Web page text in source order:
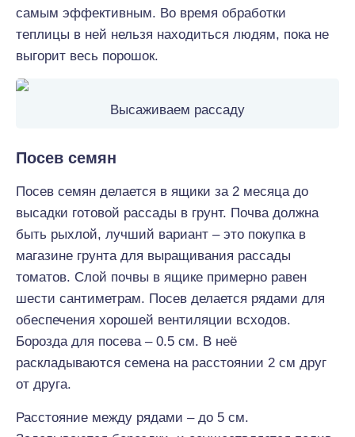
самым эффективным. Во время обработки
теплицы в ней нельзя находиться людям, пока не
выгорит весь порошок.
Высаживаем рассаду
Посев семян
Посев семян делается в ящики за 2 месяца до
высадки готовой рассады в грунт. Почва должна
быть рыхлой, лучший вариант – это покупка в
магазине грунта для выращивания рассады
томатов. Слой почвы в ящике примерно равен
шести сантиметрам. Посев делается рядами для
обеспечения хорошей вентиляции всходов.
Борозда для посева – 0.5 см. В неё
раскладываются семена на расстоянии 2 см друг
от друга.
Расстояние между рядами – до 5 см.